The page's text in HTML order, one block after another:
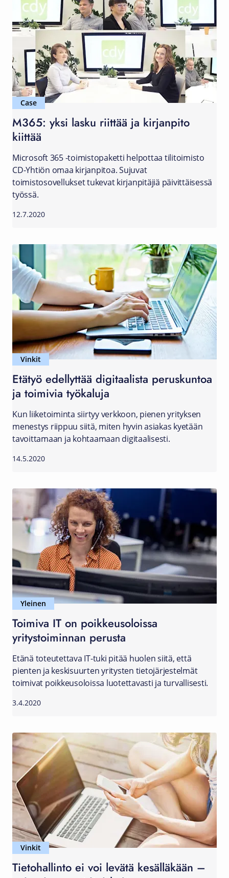
Case
M365: yksi lasku riittää ja kirjanpito
kiittää
Microsoft 365 -toimistopaketti helpottaa tilitoimisto
CD-Yhtiön omaa kirjanpitoa. Sujuvat
toimistosovellukset tukevat kirjanpitäjiä päivittäisessä
työssä.
12.7.2020
Vinkit
Etätyö edellyttää digitaalista peruskuntoa
ja toimivia työkaluja
Kun liiketoiminta siirtyy verkkoon, pienen yrityksen
menestys riippuu siitä, miten hyvin asiakas kyetään
tavoittamaan ja kohtaamaan digitaalisesti.
14.5.2020
Yleinen
Toimiva IT on poikkeusoloissa
yritystoiminnan perusta
Etänä toteutettava IT-tuki pitää huolen siitä, että
pienten ja keskisuurten yritysten tietojärjestelmät
toimivat poikkeusoloissa luotettavasti ja turvallisesti.
3.4.2020
Vinkit
Tietohallinto ei voi levätä kesälläkään –